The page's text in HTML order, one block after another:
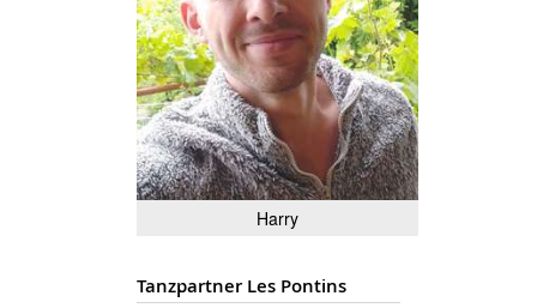
Harry
Tanzpartner Les Pontins